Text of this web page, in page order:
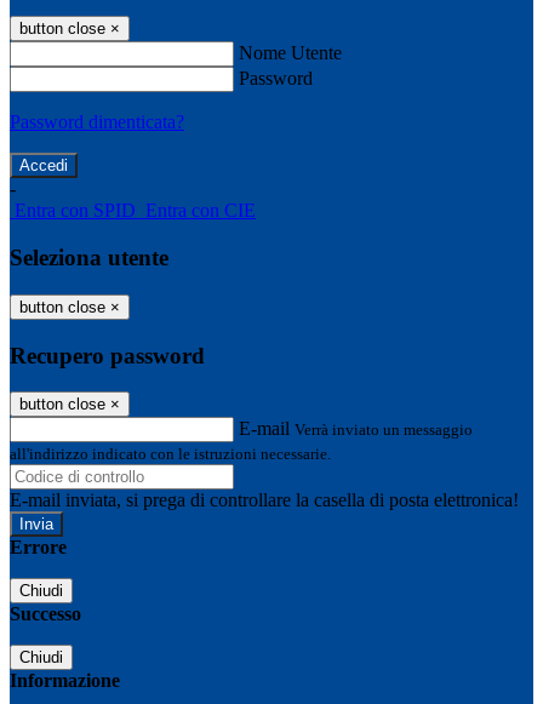
button close ×
Nome Utente
Password
Password dimenticata?
-
Entra con SPID Entra con CIE
Seleziona utente
button close ×
Recupero password
button close ×
E-mail Verrà inviato un messaggio
all'indirizzo indicato con le istruzioni necessarie.
E-mail inviata, si prega di controllare la casella di posta elettronica!
Errore
Chiudi
Successo
Chiudi
Informazione